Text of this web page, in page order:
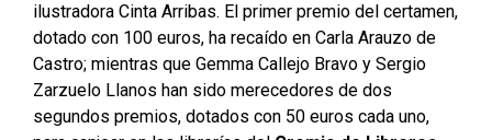
ilustradora Cinta Arribas. El primer premio del certamen,
dotado con 100 euros, ha recaído en Carla Arauzo de
Castro; mientras que Gemma Callejo Bravo y Sergio
Zarzuelo Llanos han sido merecedores de dos
segundos premios, dotados con 50 euros cada uno,